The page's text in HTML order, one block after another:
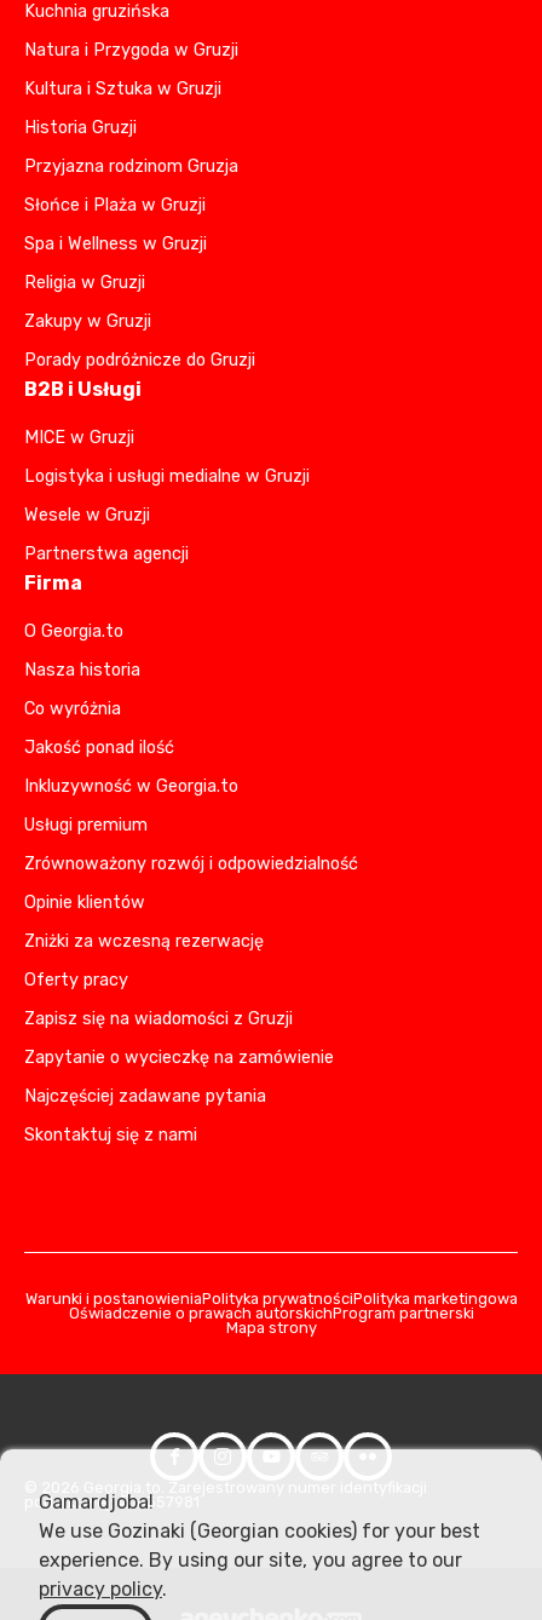
Kuchnia gruzińska
Natura i Przygoda w Gruzji
Kultura i Sztuka w Gruzji
Historia Gruzji
Przyjazna rodzinom Gruzja
Słońce i Plaża w Gruzji
Spa i Wellness w Gruzji
Religia w Gruzji
Zakupy w Gruzji
Porady podróżnicze do Gruzji
B2B i Usługi
MICE w Gruzji
Logistyka i usługi medialne w Gruzji
Wesele w Gruzji
Partnerstwa agencji
Firma
O Georgia.to
Nasza historia
Co wyróżnia
Jakość ponad ilość
Inkluzywność w Georgia.to
Usługi premium
Zrównoważony rozwój i odpowiedzialność
Opinie klientów
Zniżki za wczesną rezerwację
Oferty pracy
Zapisz się na wiadomości z Gruzji
Zapytanie o wycieczkę na zamówienie
Najczęściej zadawane pytania
Skontaktuj się z nami
Warunki i postanowieniaPolityka prywatnościPolityka marketingowa
Oświadczenie o prawach autorskichProgram partnerski
Mapa strony
podatkowej: 406357981
Gamardjoba!
We use Gozinaki (Georgian cookies) for your best
experience. By using our site, you agree to our
privacy policy.